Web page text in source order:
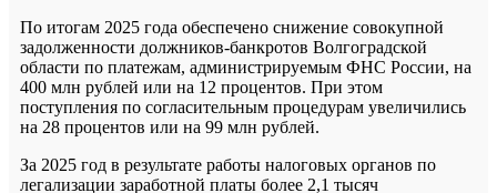
По итогам 2025 года обеспечено снижение совокупной
задолженности должников-банкротов Волгоградской
области по платежам, администрируемым ФНС России, на
400 млн рублей или на 12 процентов. При этом
поступления по согласительным процедурам увеличились
на 28 процентов или на 99 млн рублей.
За 2025 год в результате работы налоговых органов по
легализации заработной платы более 2,1 тысяч